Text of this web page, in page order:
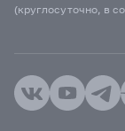
(круглосуточно, в